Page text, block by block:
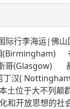
行李海运|佛
明翰
哥
汉(
大不列颠群
化和开放思